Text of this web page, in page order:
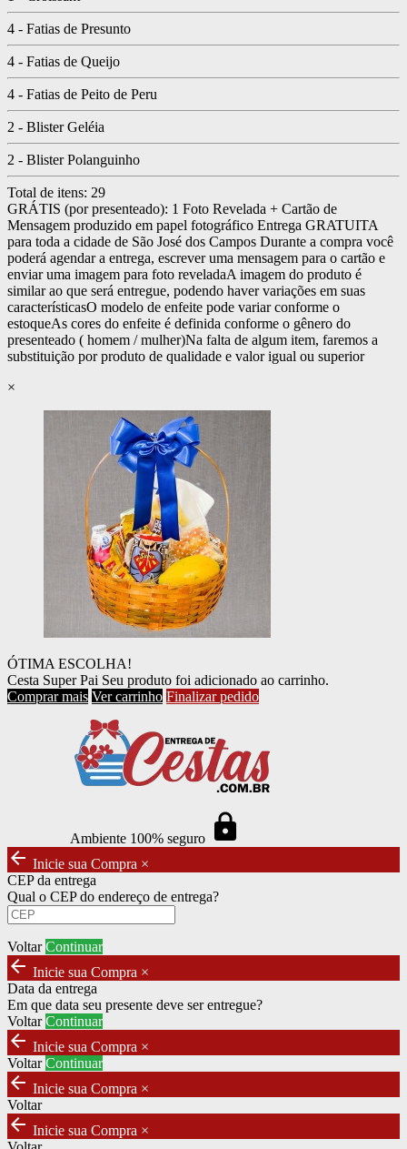
4 - Fatias de Presunto
4 - Fatias de Queijo
4 - Fatias de Peito de Peru
2 - Blister Geléia
2 - Blister Polanguinho
Total de itens: 29
GRÁTIS (por presenteado): 1 Foto Revelada + Cartão de
Mensagem produzido em papel fotográfico Entrega GRATUITA
para toda a cidade de São José dos Campos Durante a compra você
poderá agendar a entrega, escrever uma mensagem para o cartão e
enviar uma imagem para foto reveladaA imagem do produto é
similar ao que será entregue, podendo haver variações em suas
característicasO modelo de enfeite pode variar conforme o
estoqueAs cores do enfeite é definida conforme o gênero do
presenteado ( homem / mulher)Na falta de algum item, faremos a
substituição por produto de qualidade e valor igual ou superior
×
ÓTIMA ESCOLHA!
Cesta Super Pai Seu produto foi adicionado ao carrinho.
Comprar mais Ver carrinho Finalizar pedido
Ambiente 100% seguro https
arrow_back Inicie sua Compra ×
CEP da entrega
Qual o CEP do endereço de entrega?
Voltar Continuar
arrow_back Inicie sua Compra ×
Data da entrega
Em que data seu presente deve ser entregue?
Voltar Continuar
arrow_back Inicie sua Compra ×
Voltar Continuar
arrow_back Inicie sua Compra ×
Voltar
arrow_back Inicie sua Compra ×